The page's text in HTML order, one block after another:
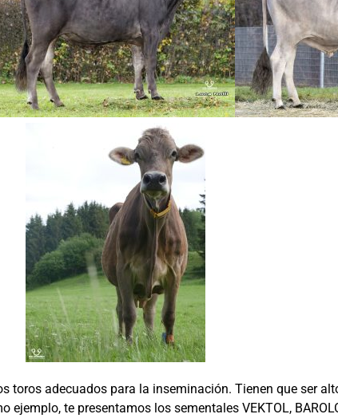
toros adecuados para la inseminación. Tienen que ser
te presentamos los sementales VEKTOL,